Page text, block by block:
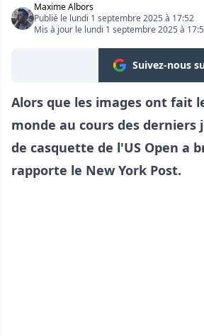
Maxime Albors
Publié le lundi 1 septembre 2025 à 17:52
Mis à jour le lundi 1 septembre 2025 à
Suivez-nous
Alors que les images ont fait
monde au cours des derniers
de casquette de l'US Open a
rapporte le New York Post.